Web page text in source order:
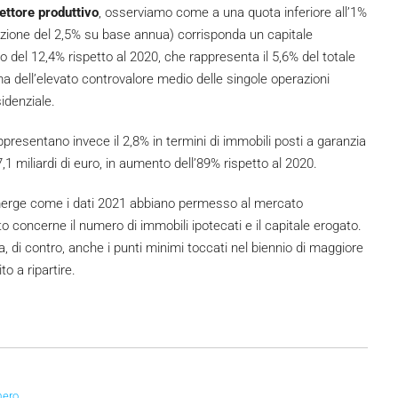
produttivo, osserviamo come a una quota inferiore all’1%
del 2,5% su base annua) corrisponda un capitale
12,4% rispetto al 2020, che rappresenta il 5,6% del totale
dell’elevato controvalore medio delle singole operazioni
invece il 2,8% in termini di immobili posti a garanzia
miliardi di euro, in aumento dell’89% rispetto al 2020.
come i dati 2021 abbiano permesso al mercato
concerne il numero di immobili ipotecati e il capitale erogato.
di contro, anche i punti minimi toccati nel biennio di maggiore
a ripartire.